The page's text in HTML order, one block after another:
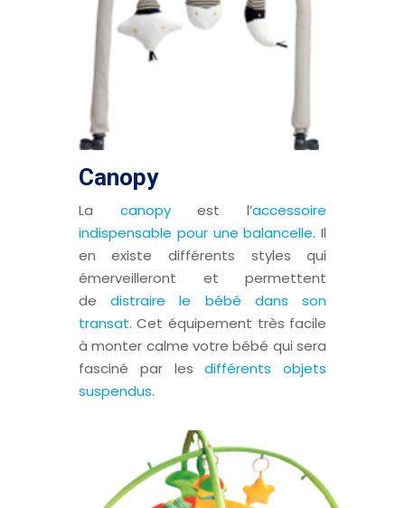
Canopy
La canopyest l’accessoire
indispensable pour une balancelle. Il
en existe différents styles qui
émerveilleront et permettent
de distraire le bébé dans son
transat. Cet équipement très facile
à monter calme votre bébé qui sera
fasciné par lesdifférents objets
suspendus.